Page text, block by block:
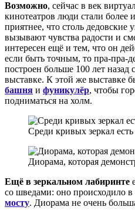
Возможно, сейчас в век
кинотеатров люди стали
приятнее, что столь дедовские
вызывают чувства радости и
интересен ещё и тем, что он
если быть точным, то пра-пра-
построен больше 100 лет
выставке. К этой же выставке
башня и фуникулёр, чтобы
подниматься на холм.
Среди кривых зеркал
Диорама, которая
Ещё в зеркальном лабиринте
со шведами: оно происходило в
мосту. Диорама не очень